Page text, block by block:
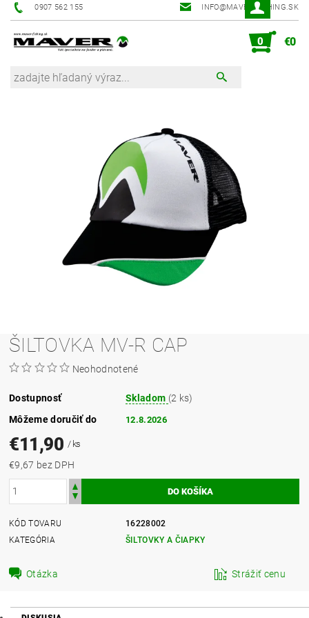
0907 562 155 INFO@MAVER-FISHING.SK
0 €0
ŠILTOVKA MV-R CAP
Neohodnotené
Dostupnosť Skladom (2 ks)
Môžeme doručiť do
12.8.2026
€11,90 / ks
€9,67 bez DPH
KÓD TOVARU
16228002
KATEGÓRIA
ŠILTOVKY A ČIAPKY
Otázka Strážiť cenu